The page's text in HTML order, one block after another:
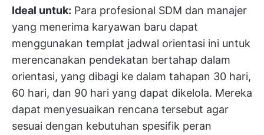
Ideal untuk: Para profesional SDM dan manajer
yang menerima karyawan baru dapat
menggunakan templat jadwal orientasi ini untuk
merencanakan pendekatan bertahap dalam
orientasi, yang dibagi ke dalam tahapan 30 hari,
60 hari, dan 90 hari yang dapat dikelola. Mereka
dapat menyesuaikan rencana tersebut agar
sesuai dengan kebutuhan spesifik peran